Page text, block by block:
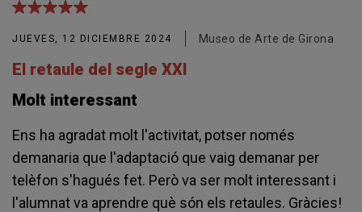
JUEVES, 12 DICIEMBRE 2024 Museo de Arte de Girona
El retaule del segle XXI
Molt interessant
Ens ha agradat molt l'activitat, potser només
demanaria que l'adaptació que vaig demanar per
telèfon s'hagués fet. Però va ser molt interessant i
l'alumnat va aprendre què són els retaules. Gràcies!